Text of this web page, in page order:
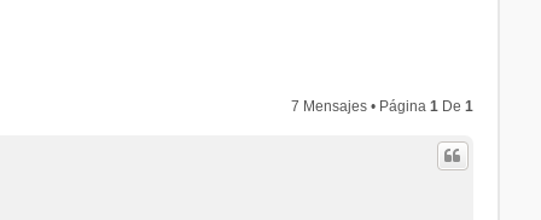
7 Mensajes • Página1 De1